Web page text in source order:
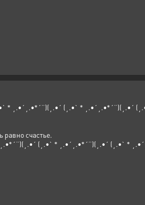
* ¸.•´¸.•*´¨)(¸.•´ (¸.•` * ¸.•´¸.•*´¨)(¸.•´
равно счастье.
(¸.•` * ¸.•´¸.•*´¨)(¸.•´ (¸.•` *